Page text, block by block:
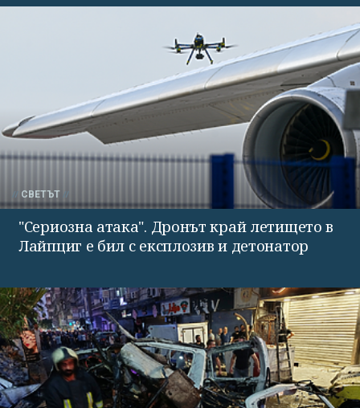
СВЕТЪТ
"Сериозна атака". Дронът край летището в
Лайпциг е бил с експлозив и детонатор